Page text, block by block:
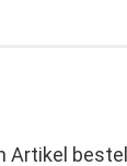
Artikel